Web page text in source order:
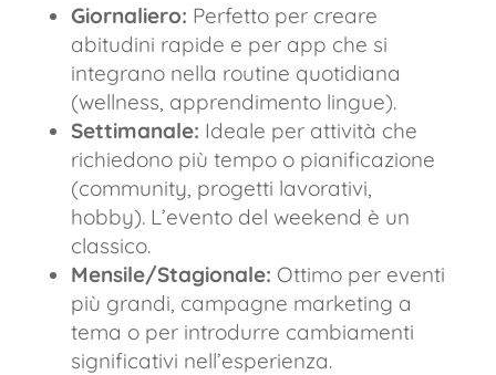
Giornaliero: Perfetto per creare
abitudini rapide e per app che si
integrano nella routine quotidiana
(wellness, apprendimento lingue).
Settimanale: Ideale per attività che
richiedono più tempo o pianificazione
(community, progetti lavorativi,
hobby). L’evento del weekend è un
classico.
Mensile/Stagionale: Ottimo per eventi
più grandi, campagne marketing a
tema o per introdurre cambiamenti
significativi nell’esperienza.